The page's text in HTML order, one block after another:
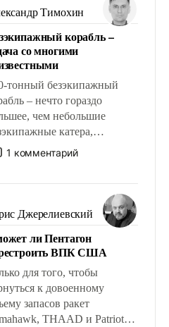
судьбы, брать на себя
помогать
идти вперед и
Тимохин
корабль –
со многими
тонный безэкипажный
– нечто гораздо
чем небольшие
катера,
которых уже
обыденностью. Задача по
и амбициозна. Однако
реализация радикально
наши боевые
1 комментарий
Джерелиевский
ли Пентагон
ВПК США
для того, чтобы
к довоенному
запасов ракет
THAAD и Patriot